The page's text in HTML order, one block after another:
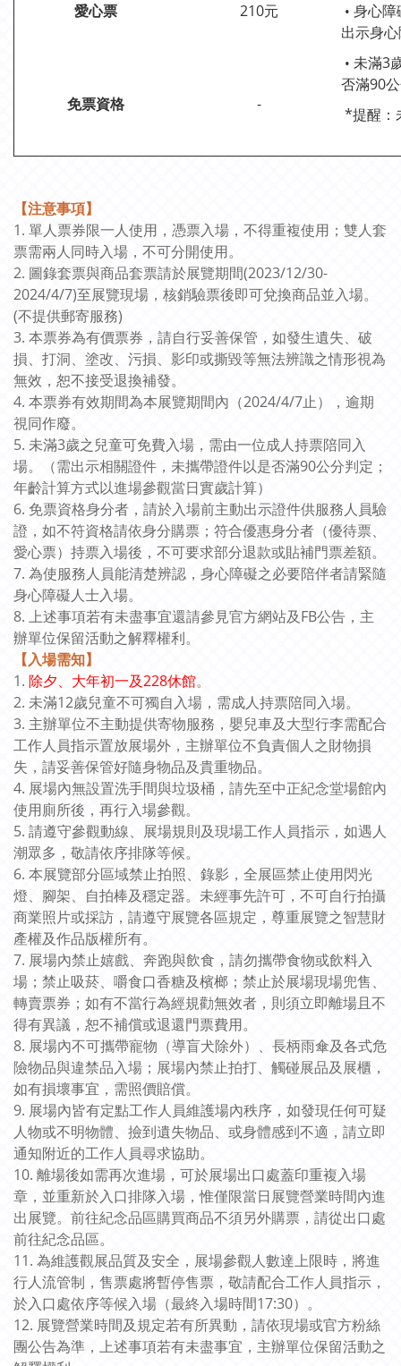
愛心票 210元 • 身心障
出示身
免票資格 -
• 未滿3
否滿90
*提醒：
【注意事項】
1. 單人票券限一人使用，憑票入場，不得重複使用；雙人套
票需兩人同時入場，不可分開使用。
2. 圖錄套票與商品套票請於展覽期間(2023/12/30-
2024/4/7)至展覽現場，核銷驗票後即可兌換商品並入場。
(不提供郵寄服務)
3. 本票券為有價票券，請自行妥善保管，如發生遺失、破
損、打洞、塗改、污損、影印或撕毀等無法辨識之情形視為
無效，恕不接受退換補發。
4. 本票券有效期間為本展覽期間內（2024/4/7止），逾期
視同作廢。
5. 未滿3歲之兒童可免費入場，需由一位成人持票陪同入
場。（需出示相關證件，未攜帶證件以是否滿90公分判定；
年齡計算方式以進場參觀當日實歲計算）
6. 免票資格身分者，請於入場前主動出示證件供服務人員驗
證，如不符資格請依身分購票；符合優惠身分者（優待票、
愛心票）持票入場後，不可要求部分退款或貼補門票差額。
7. 為使服務人員能清楚辨認，身心障礙之必要陪伴者請緊隨
身心障礙人士入場。
8. 上述事項若有未盡事宜還請參見官方網站及FB公告，主
辦單位保留活動之解釋權利。
【入場需知】
1. 除夕、大年初一及228休館。
2. 未滿12歲兒童不可獨自入場，需成人持票陪同入場。
3. 主辦單位不主動提供寄物服務，嬰兒車及大型行李需配合
工作人員指示置放展場外，主辦單位不負責個人之財物損
失，請妥善保管好隨身物品及貴重物品。
4. 展場內無設置洗手間與垃圾桶，請先至中正紀念堂場館內
使用廁所後，再行入場參觀。
5. 請遵守參觀動線、展場規則及現場工作人員指示，如遇人
潮眾多，敬請依序排隊等候。
6. 本展覽部分區域禁止拍照、錄影，全展區禁止使用閃光
燈、腳架、自拍棒及穩定器。未經事先許可，不可自行拍攝
商業照片或採訪，請遵守展覽各區規定，尊重展覽之智慧財
產權及作品版權所有。
7. 展場內禁止嬉戲、奔跑與飲食，請勿攜帶食物或飲料入
場；禁止吸菸、嚼食口香糖及檳榔；禁止於展場現場兜售、
轉賣票券；如有不當行為經規勸無效者，則須立即離場且不
得有異議，恕不補償或退還門票費用。
8. 展場內不可攜帶寵物（導盲犬除外）、長柄雨傘及各式危
險物品與違禁品入場；展場內禁止拍打、觸碰展品及展櫃，
如有損壞事宜，需照價賠償。
9. 展場內皆有定點工作人員維護場內秩序，如發現任何可疑
人物或不明物體、撿到遺失物品、或身體感到不適，請立即
通知附近的工作人員尋求協助。
10. 離場後如需再次進場，可於展場出口處蓋印重複入場
章，並重新於入口排隊入場，惟僅限當日展覽營業時間內進
出展覽。前往紀念品區購買商品不須另外購票，請從出口處
前往紀念品區。
11. 為維護觀展品質及安全，展場參觀人數達上限時，將進
行人流管制，售票處將暫停售票，敬請配合工作人員指示，
於入口處依序等候入場（最終入場時間17:30）。
12. 展覽營業時間及規定若有所異動，請依現場或官方粉絲
團公告為準，上述事項若有未盡事宜，主辦單位保留活動之